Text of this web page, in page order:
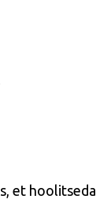
, et hoolitseda